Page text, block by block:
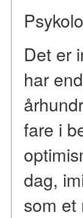
Det er
har
fare i
dag,
som et